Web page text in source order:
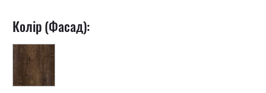
Колір (Фасад):